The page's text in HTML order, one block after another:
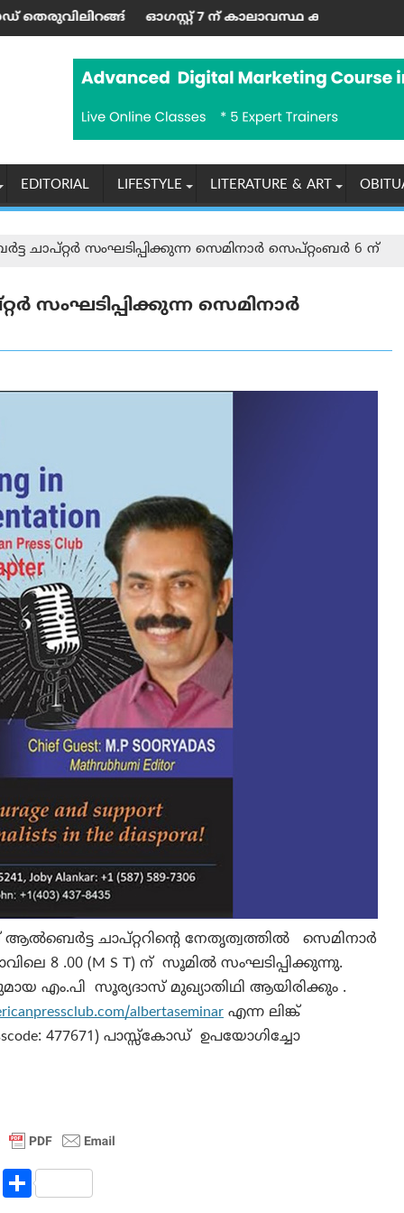
രക്ഷപ്പെട്ടു
ആര്‍ എസ് എസ് മേധാവി മോഹൻ ഭഗവതിന്റെ
ഓഗസ്റ്റ് 7 ന് കാലാവസ്ഥ കൂടുതൽ വഷളാകും!; കനത്ത
EDITORIAL LIFESTYLE LITERATURE & ART
സംഘടിപ്പിക്കുന്ന സെമിനാർ സെപ്റ്റംബർ 6 ന്
സംഘടിപ്പിക്കുന്ന സെമിനാർ
ചാപ്റ്ററിന്റെ നേതൃത്വത്തിൽ സെമിനാർ
8 .00 (M S T) ന് സൂമിൽ സംഘടിപ്പിക്കുന്നു.
എം.പി സൂര്യദാസ് മുഖ്യാതിഥി ആയിരിക്കും .
albertaseminar എന്ന ലിങ്ക്
477671) പാസ്സ്‌കോഡ് ഉപയോഗിച്ചോ
R S